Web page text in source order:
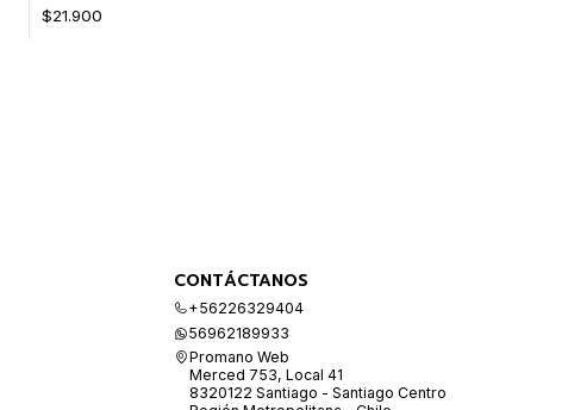
$21.900
CONTÁCTANOS
+56226329404
56962189933
Promano Web
Merced 753, Local 41
8320122 Santiago - Santiago Centro